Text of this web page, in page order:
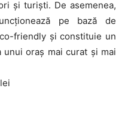
și turiști. De asemenea,
pe bază de
friendly și constituie un
oraș mai curat și mai